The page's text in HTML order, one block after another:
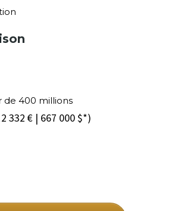
de 400 millions
332 € | 667 000 $*)